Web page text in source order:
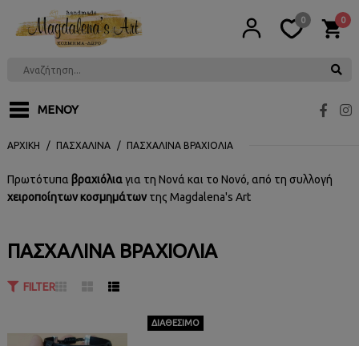
0 0
ΜΕΝΟΎ
ΑΡΧΙΚΉ ΠΑΣΧΑΛΙΝΆ ΠΑΣΧΑΛΙΝΆ ΒΡΑΧΙΌΛΙΑ
Πρωτότυπα βραχιόλιαγια τη Νονά και το Νονό, από τη συλλογή
χειροποίητων κοσμημάτωντης Magdalena's Art
ΠΑΣΧΑΛΙΝΆ ΒΡΑΧΙΌΛΙΑ
FILTER
ΔΙΑΘΈΣΙΜΟ